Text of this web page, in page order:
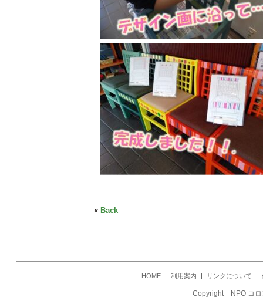
« Back
HOME 利用案内 リンクについて
Copyright NPO コロ